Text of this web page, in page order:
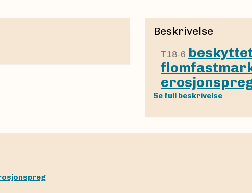
Beskrivelse
T18-6
Se full beskrivelse